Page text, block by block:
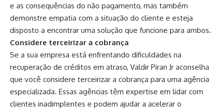
e as consequências do não pagamento, mas também
demonstre empatia com a situação do cliente e esteja
disposto a encontrar uma solução que funcione para ambos.
Considere terceirizar a cobrança
Se a sua empresa está enfrentando dificuldades na
recuperação de créditos em atraso, Valdir Piran Jr aconselha
que você considere terceirizar a cobrança para uma agência
especializada. Essas agências têm expertise em lidar com
clientes inadimplentes e podem ajudar a acelerar o